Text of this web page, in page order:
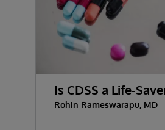
Is CDSS a Life-
Rohin Rameswarapu, MD